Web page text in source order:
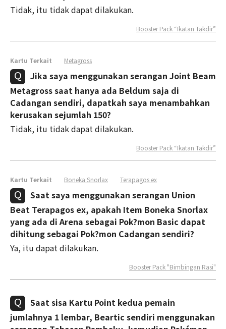
Tidak, itu tidak dapat dilakukan.
Booster Pack “Ikatan Takdir”
Kartu Terkait Metagross
Jika saya menggunakan serangan Joint Beam
Metagross saat hanya ada Beldum saja di
Cadangan sendiri, dapatkah saya menambahkan
kerusakan sejumlah 150?
Tidak, itu tidak dapat dilakukan.
Booster Pack “Ikatan Takdir”
Kartu Terkait Boneka Snorlax Terapagos ex
Saat saya menggunakan serangan Union
Beat Terapagos ex, apakah Item Boneka Snorlax
yang ada di Arena sebagai Pok?mon Basic dapat
dihitung sebagai Pok?mon Cadangan sendiri?
Ya, itu dapat dilakukan.
Booster Pack "Bimbingan Rasi"
Saat sisa Kartu Point kedua pemain
jumlahnya 1 lembar, Beartic sendiri menggunakan